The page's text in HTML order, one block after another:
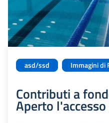
asd/ssd Immagini di
Contributi a
Aperto